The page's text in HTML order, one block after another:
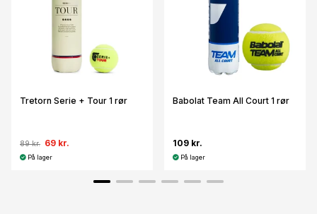
Tretorn Serie + Tour 1 rør
89 kr. 69 kr.
På lager
Babolat Team All Court 1 rør
109 kr.
På lager